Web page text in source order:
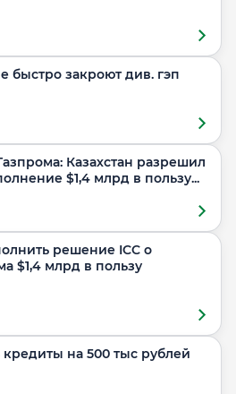
быстро закроют див. гэп
Казахстан разрешил
$1,4 млрд в пользу...
решение ICC о
$1,4 млрд в пользу
кредиты на 500 тыс рублей